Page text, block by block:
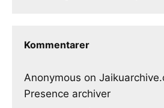
Kommentarer
Anonymous on
Presence archiver